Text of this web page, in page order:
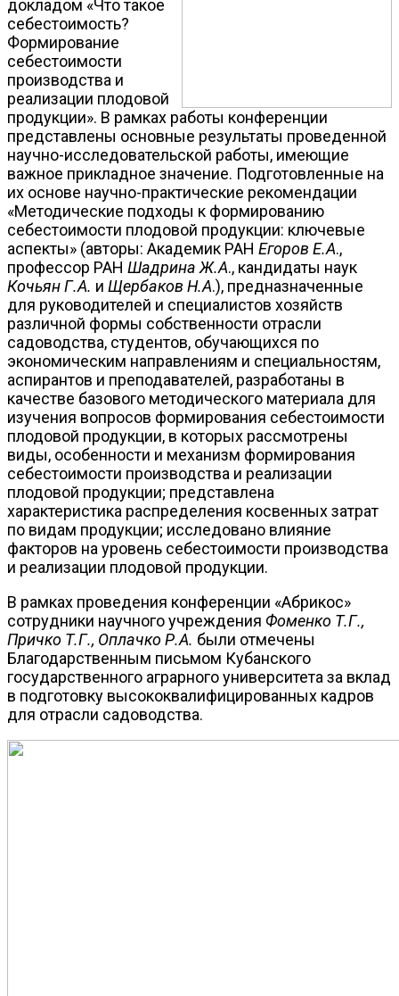
докладом «Что такое
себестоимость?
Формирование
себестоимости
производства и
реализации плодовой
продукции». В рамках работы конференции
представлены основные результаты проведенной
научно-исследовательской работы, имеющие
важное прикладное значение. Подготовленные на
их основе научно-практические рекомендации
«Методические подходы к формированию
себестоимости плодовой продукции: ключевые
аспекты» (авторы: Академик РАН Егоров Е.А.,
профессор РАН Шадрина Ж.А., кандидаты наук
Кочьян Г.А. и Щербаков Н.А.), предназначенные
для руководителей и специалистов хозяйств
различной формы собственности отрасли
садоводства, студентов, обучающихся по
экономическим направлениям и специальностям,
аспирантов и преподавателей, разработаны в
качестве базового методического материала для
изучения вопросов формирования себестоимости
плодовой продукции, в которых рассмотрены
виды, особенности и механизм формирования
себестоимости производства и реализации
плодовой продукции; представлена
характеристика распределения косвенных затрат
по видам продукции; исследовано влияние
факторов на уровень себестоимости производства
и реализации плодовой продукции.
В рамках проведения конференции «Абрикос»
сотрудники научного учреждения Фоменко Т.Г.,
Причко Т.Г., Оплачко Р.А. были отмечены
Благодарственным письмом Кубанского
государственного аграрного университета за вклад
в подготовку высококвалифицированных кадров
для отрасли садоводства.